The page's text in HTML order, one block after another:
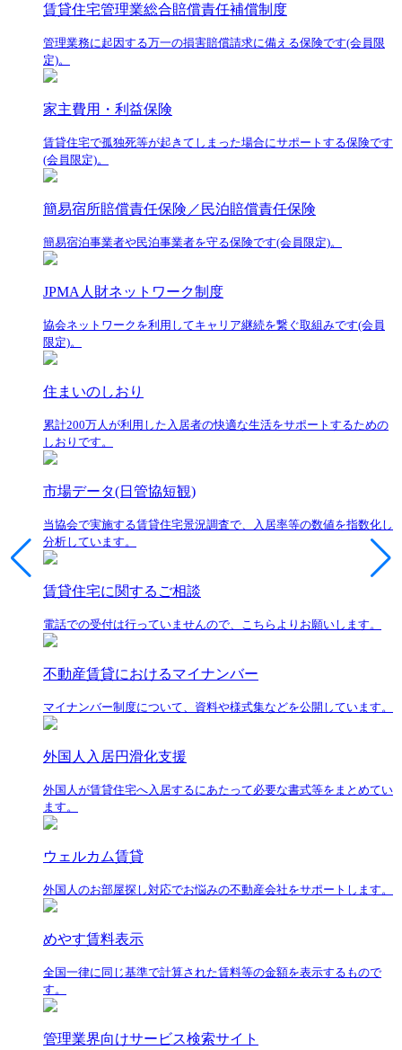
賃貸住宅管理業総合賠償責任補償制度
管理業務に起因する万一の損害賠償請求に備える保険です(会員限
定)。
家主費用・利益保険
賃貸住宅で孤独死等が起きてしまった場合にサポートする保険です
(会員限定)。
簡易宿所賠償責任保険／民泊賠償責任保険
簡易宿泊事業者や民泊事業者を守る保険です(会員限定)。
JPMA人財ネットワーク制度
協会ネットワークを利用してキャリア継続を繋ぐ取組みです(会員
限定)。
住まいのしおり
累計200万人が利用した入居者の快適な生活をサポートするための
しおりです。
市場データ(日管協短観)
当協会で実施する賃貸住宅景況調査で、入居率等の数値を指数化し
分析しています。
賃貸住宅に関するご相談
電話での受付は行っていませんので、こちらよりお願いします。
不動産賃貸におけるマイナンバー
マイナンバー制度について、資料や様式集などを公開しています。
外国人入居円滑化支援
外国人が賃貸住宅へ入居するにあたって必要な書式等をまとめてい
ます。
ウェルカム賃貸
外国人のお部屋探し対応でお悩みの不動産会社をサポートします。
めやす賃料表示
全国一律に同じ基準で計算された賃料等の金額を表示するもので
す。
管理業界向けサービス検索サイト